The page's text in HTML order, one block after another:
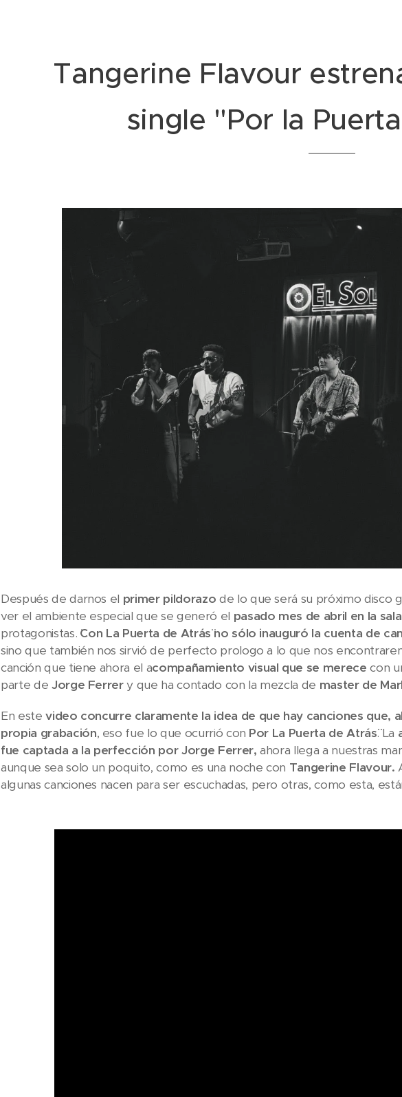
Tangerine Flavour
single "Por la
Después de darnos el primer pildorazo de lo que será su próximo disco
ver el ambiente especial que se generó el pasado mes de abril en la
protagonistas. ¨Con La Puerta de Atrás¨ no sólo inauguró la cuenta de
sino que también nos sirvió de perfecto prologo a lo que nos
canción que tiene ahora el acompañamiento visual que se merece con
parte de Jorge Ferrery que ha contado con la mezcla de master de
En estevideo concurre claramente la idea de que hay canciones que,
propia grabación, eso fue lo que ocurrió con ¨Por La Puerta de Atrás¨. La
fue captada a la perfección por Jorge Ferrer, ahora llega a nuestras
aunque sea solo un poquito, como es una noche con Tangerine Flavour.
algunas canciones nacen para ser escuchadas, pero otras, como esta,